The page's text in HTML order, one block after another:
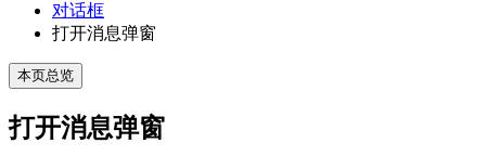
对话框
打开消息弹窗
本页总览
打开消息弹窗